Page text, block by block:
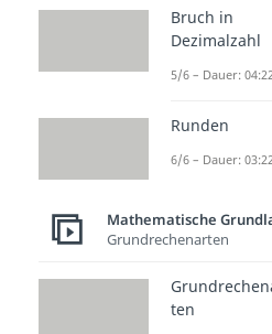
Stelle?”.
Stell dir vor,
mit deinen
Erster die
die
Position im
Hier siehst
1 bis 10:
Bruch in
Dezimalzahl
5/6 – Dauer:
Runden
6/6 – Dauer:
Mathematische
Grundrechenarten
ten